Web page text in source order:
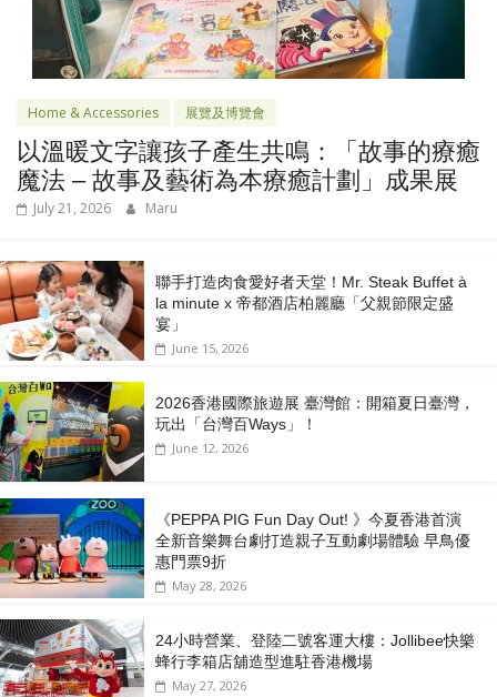
Home & Accessories 展覽及博覽會
以溫暖文字讓孩子產生共鳴：「故事的療癒
魔法 – 故事及藝術為本療癒計劃」成果展
July 21, 2026 Maru
聯手打造肉食愛好者天堂！Mr. Steak Buffet à
la minute x 帝都酒店柏麗廳「⽗親節限定盛
宴」
June 15, 2026
2026香港國際旅遊展 臺灣館：開箱夏日臺灣，
玩出「台灣百Ways」！
June 12, 2026
《PEPPA PIG Fun Day Out! 》今夏香港首演
全新音樂舞台劇打造親子互動劇場體驗 早鳥優
惠門票9折
May 28, 2026
24小時營業、登陸二號客運大樓：Jollibee快樂
蜂行李箱店舖造型進駐香港機場
May 27, 2026